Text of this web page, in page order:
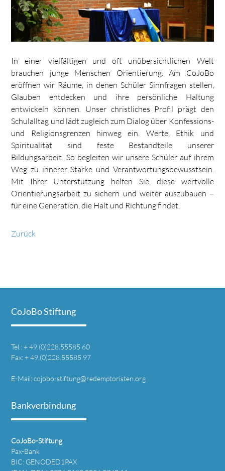
In einer vielfältigen und oft unübersichtlichen Welt
brauchen junge Menschen Orientierung. Am CoJoBo
eröffnen wir Räume, in denen Schüler Sinnfragen stellen,
Glauben entdecken und ihre persönliche Haltung
entwickeln können. Unser christliches Profil prägt den
Schulalltag und lädt zugleich zum Dialog über Konfessions-
und Religionsgrenzen hinweg ein. Werte, Ethik und
Spiritualität sind feste Bestandteile unserer
Bildungsarbeit. So begleiten wir unsere Schüler auf ihrem
Weg zu innerer Stärke und Verantwortungsbewusstsein.
Mit Ihrer Unterstützung helfen Sie, diese wertvolle
Orientierungsarbeit zu sichern und weiter auszubauen –
für eine Generation, die Halt und Richtung findet.
Zurück
CoJoBo Stiftung
Tel.: + 49.(0)228.55585 60
Fax: + 49.(0)228.55585 97
E-Mail:cojobo-stiftung@redemptoristen.org
Bankverbindung
CoJoBo-Stiftung
Pax-Bank
BIC: GENODED1PAX